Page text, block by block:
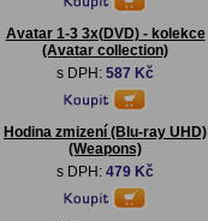
Avatar 1-3 3x(DVD) - kolekce
(Avatar collection)
s DPH: 587 Kč
Hodina zmizení (Blu-ray UHD)
(Weapons)
s DPH: 479 Kč